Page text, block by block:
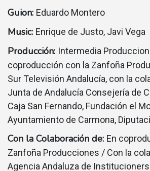
Guion: Eduardo Montero
Music: Enrique de Justo, Javi Vega
Producción: Intermedia
coproducción con la Zanfoña
Sur Televisión Andalucía, con la
Junta de Andalucía Consejería de
Caja San Fernando, Fundación el
Ayuntamiento de Carmona,
Con la Colaboración de: En
Zanfoña Producciones / Con la
Agencia Andaluza de